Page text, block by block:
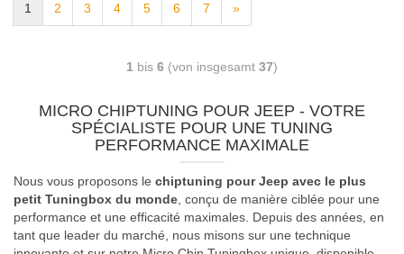
1 2 3 4 5 6 7 »
1 bis 6 (von insgesamt 37)
MICRO CHIPTUNING POUR JEEP - VOTRE
SPÉCIALISTE POUR UNE TUNING
PERFORMANCE MAXIMALE
Nous vous proposons le chiptuning pour Jeep avec le plus
petit Tuningbox du monde , conçu de manière ciblée pour une
performance et une efficacité maximales. Depuis des années, en
tant que leader du marché, nous misons sur une technique